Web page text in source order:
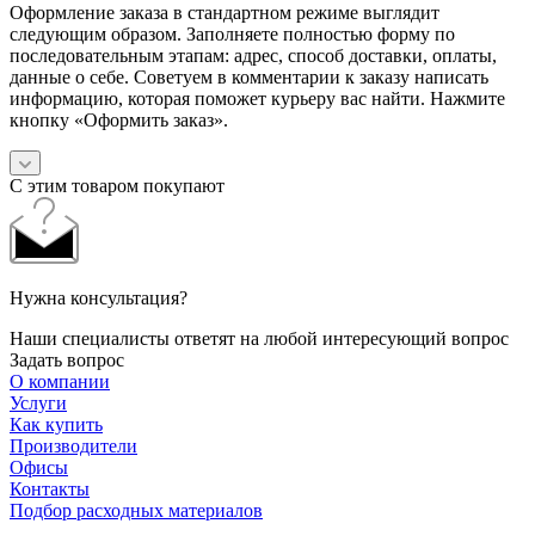
Оформление заказа в стандартном режиме выглядит
следующим образом. Заполняете полностью форму по
последовательным этапам: адрес, способ доставки, оплаты,
данные о себе. Советуем в комментарии к заказу написать
информацию, которая поможет курьеру вас найти. Нажмите
кнопку «Оформить заказ».
С этим товаром покупают
Нужна консультация?
Наши специалисты ответят на любой интересующий вопрос
Задать вопрос
О компании
Услуги
Как купить
Производители
Офисы
Контакты
Подбор расходных материалов